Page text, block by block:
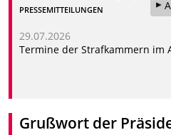
PRESSEMITTEILUNGEN
29.07.2026
Termine der Strafkammern im
Grußwort der